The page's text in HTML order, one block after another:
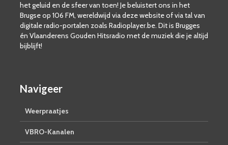
het geluid en de sfeer van toen! Je beluistert ons in het
Brugse op 106 FM, wereldwijd via deze website of via tal van
digitale radio-portalen zoals Radioplayer.be. Dit is Brugges
én Vlaanderens Gouden Hitsradio met de muziek die je altijd
bijblijft!
Navigeer
Weerpraatjes
VBRO-Kanalen